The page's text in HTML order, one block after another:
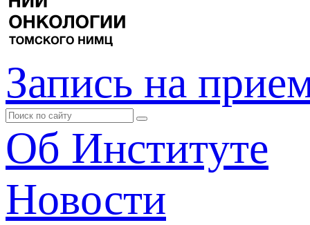
Запись на
Об Институте
Новости